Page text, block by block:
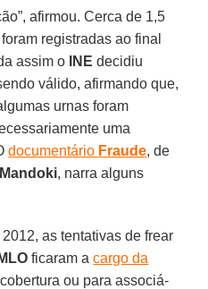
afirmou. Cerca de 1,5
registradas ao final
assim o
INE decidiu
válido, afirmando que,
urnas foram
uma
documentário Fraude, de
, narra alguns
as tentativas de frear
ficaram acargo da
ou para associá-